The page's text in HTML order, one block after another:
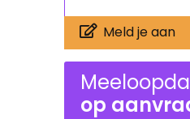
Meld je aan
op